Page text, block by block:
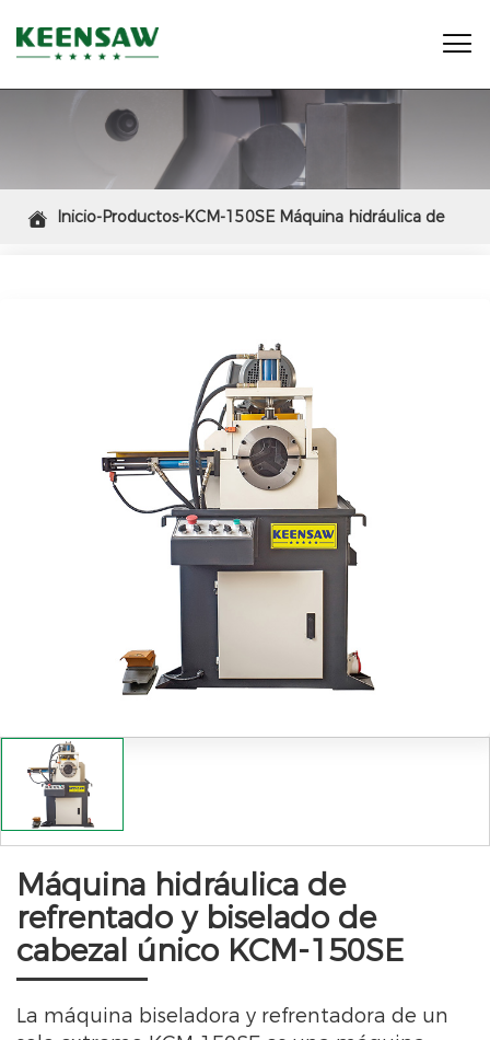

 Inicio-Productos-KCM-150SE Máquina hidráulica de
Máquina hidráulica de
refrentado y biselado de
cabezal único KCM-150SE
La máquina biseladora y refrentadora de un